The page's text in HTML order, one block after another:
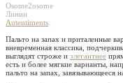
Osome2osome
Линии
Autentiments
Пальто на запах и приталенные
вневременная классика,
выглядят строже и элегантнее
есть и более мягкие варианты,
пальто на запах, завязывающееся